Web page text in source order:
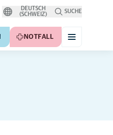
DEUTSCH
(SCHWEIZ)
SUCHE
NOTFALL